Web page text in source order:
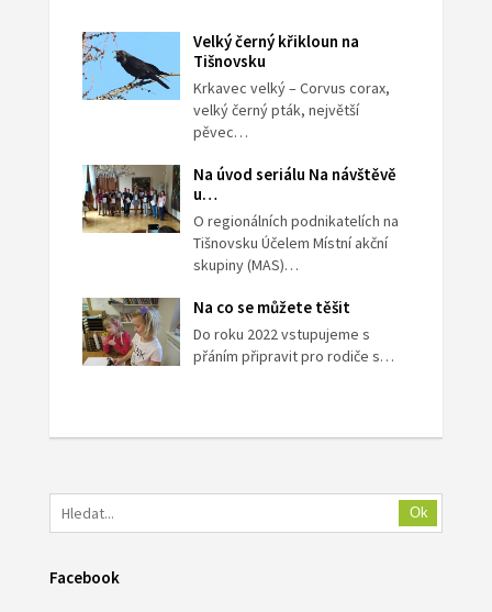
Velký černý křikloun na
Tišnovsku
Krkavec velký – Corvus corax,
velký černý pták, největší
pěvec…
Na úvod seriálu Na návštěvě
u…
O regionálních podnikatelích na
Tišnovsku Účelem Místní akční
skupiny (MAS)…
Na co se můžete těšit
Do roku 2022 vstupujeme s
přáním připravit pro rodiče s…
Ok
Facebook